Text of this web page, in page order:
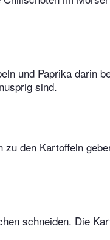
und Paprika darin
sind.
den Kartoffeln
schneiden. Die